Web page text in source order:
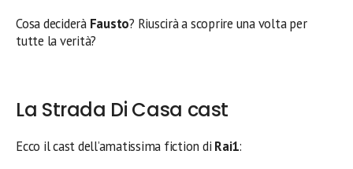
Cosa decideràFausto? Riuscirà a scoprire una volta per
tutte la verità?
La Strada Di Casa cast
Ecco il cast dell’amatissima fiction di Rai1: